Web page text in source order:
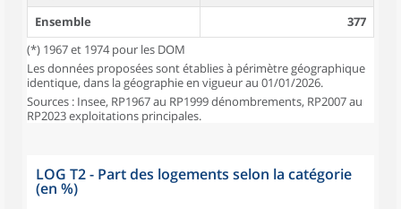
Ensemble
377
(*) 1967 et 1974 pour les DOM
Les données proposées sont établies à périmètre géographique
identique, dans la géographie en vigueur au 01/01/2026.
Sources : Insee, RP1967 au RP1999 dénombrements, RP2007 au
RP2023 exploitations principales.
LOG T2 - Part des logements selon la catégorie
(en %)